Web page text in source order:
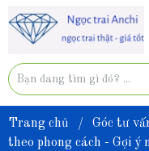
Trang chủ / Góc tư
theo phong cách - Gợi ý